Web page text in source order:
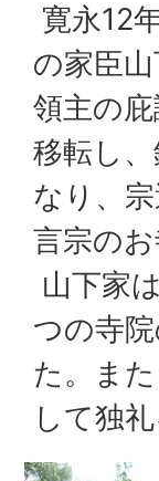
寛永12
の家臣
領主の
移転し
なり、
言宗のお
山下家
つの寺
た。ま
して独